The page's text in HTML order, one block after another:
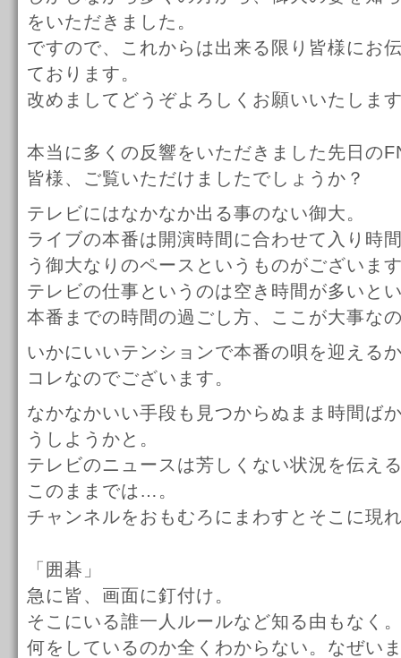
をいただきました。
ですので、これからは出来る限り皆様にお
ております。
改めましてどうぞよろしくお願いいたしま
本当に多くの反響をいただきました先日の
皆様、ご覧いただけましたでしょうか？
テレビにはなかなか出る事のない御大。
ライブの本番は開演時間に合わせて入り時
う御大なりのペースというものがございま
テレビの仕事というのは空き時間が多いと
本番までの時間の過ごし方、ここが大事な
いかにいいテンションで本番の唄を迎える
コレなのでございます。
なかなかいい手段も見つからぬまま時間ば
うしようかと。
テレビのニュースは芳しくない状況を伝え
このままでは…。
チャンネルをおもむろにまわすとそこに現
「囲碁」
急に皆、画面に釘付け。
そこにいる誰一人ルールなど知る由もなく
何をしているのか全くわからない。なぜい